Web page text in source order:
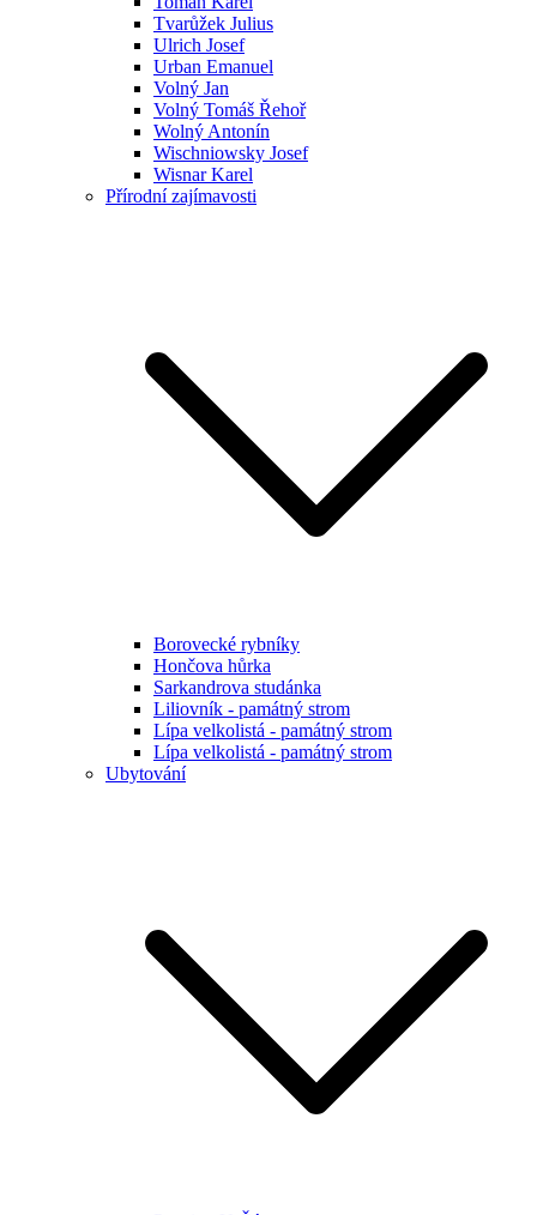
Tvarůžek Julius
Ulrich Josef
Urban Emanuel
Volný Jan
Volný Tomáš Řehoř
Wolný Antonín
Wischniowsky Josef
Wisnar Karel
Přírodní zajímavosti
Borovecké rybníky
Hončova hůrka
Sarkandrova studánka
Liliovník - památný strom
Lípa velkolistá - památný strom
Lípa velkolistá - památný strom
Ubytování